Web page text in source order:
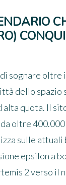
sognare oltre
dello spazio
alta quota. Il
oltre
sulle
epsilon a
2 verso il